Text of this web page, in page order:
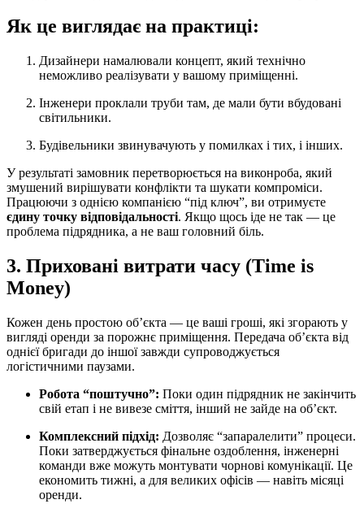
Як це виглядає на практиці:
Дизайнери намалювали концепт, який технічно
неможливо реалізувати у вашому приміщенні.
Інженери проклали труби там, де мали бути вбудовані
світильники.
Будівельники звинувачують у помилках і тих, і інших.
У результаті замовник перетворюється на виконроба, який
змушений вирішувати конфлікти та шукати компроміси.
Працюючи з однією компанією “під ключ”, ви отримуєте
єдину точку відповідальності. Якщо щось іде не так — це
проблема підрядника, а не ваш головний біль.
3. Приховані витрати часу (Time is
Money)
Кожен день простою об’єкта — це ваші гроші, які згорають у
вигляді оренди за порожнє приміщення. Передача об’єкта від
однієї бригади до іншої завжди супроводжується
логістичними паузами.
Робота “поштучно”: Поки один підрядник не закінчить
свій етап і не вивезе сміття, інший не зайде на об’єкт.
Комплексний підхід: Дозволяє “запаралелити” процеси.
Поки затверджується фінальне оздоблення, інженерні
команди вже можуть монтувати чорнові комунікації. Це
економить тижні, а для великих офісів — навіть місяці
оренди.